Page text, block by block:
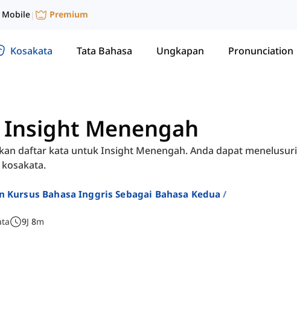
Mobile| Premium
Kosakata Tata Bahasa Ungkapan Pronunciation
Menengah
daftar kata untuk Insight Menengah. Anda dapat menelusuri
Kursus Bahasa Inggris Sebagai Bahasa Kedua
9J 8m